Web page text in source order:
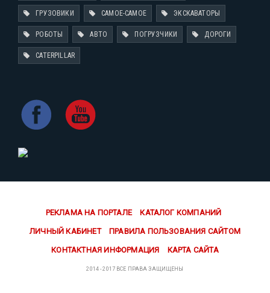
ГРУЗОВИКИ САМОЕ-САМОЕ ЭКСКАВАТОРЫ
РОБОТЫ АВТО ПОГРУЗЧИКИ ДОРОГИ
CATERPILLAR
РЕКЛАМА НА ПОРТАЛЕ КАТАЛОГ КОМПАНИЙ
ЛИЧНЫЙ КАБИНЕТ ПРАВИЛА ПОЛЬЗОВАНИЯ САЙТОМ
КОНТАКТНАЯ ИНФОРМАЦИЯ КАРТА САЙТА
2014 - 2017 ВСЕ ПРАВА ЗАЩИЩЕНЫ